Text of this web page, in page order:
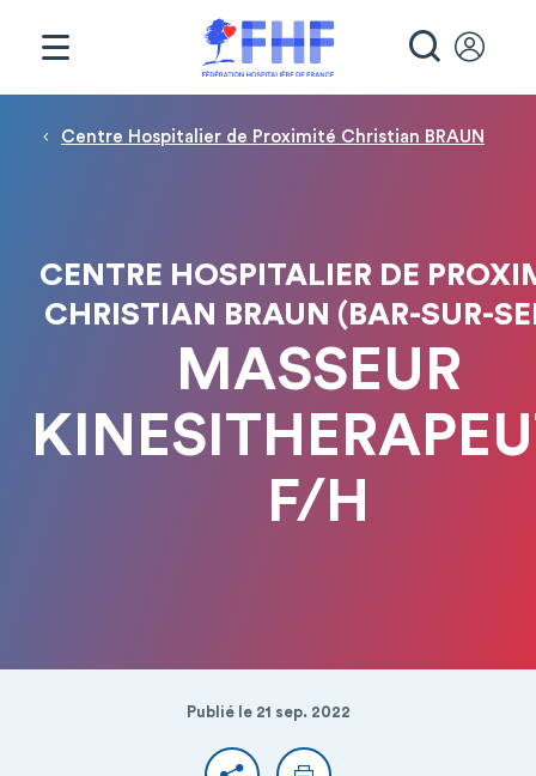
Fil d'Ariane
Centre Hospitalier de Proximité Christian BRAUN
CENTRE HOSPITALIER DE
CHRISTIAN BRAUN (BAR-SUR-
MASSEUR
F/H
Publié le 21 sep. 2022
Panneau de gestion des cookies